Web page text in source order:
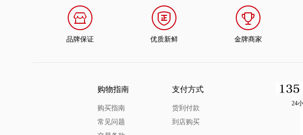
品牌保证 优质新鲜 金牌商家
购物指南
购买指南
常见问题
支付方式
货到付款
到店购买
24